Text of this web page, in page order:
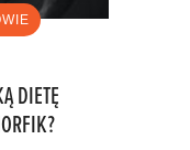
DIETĘ